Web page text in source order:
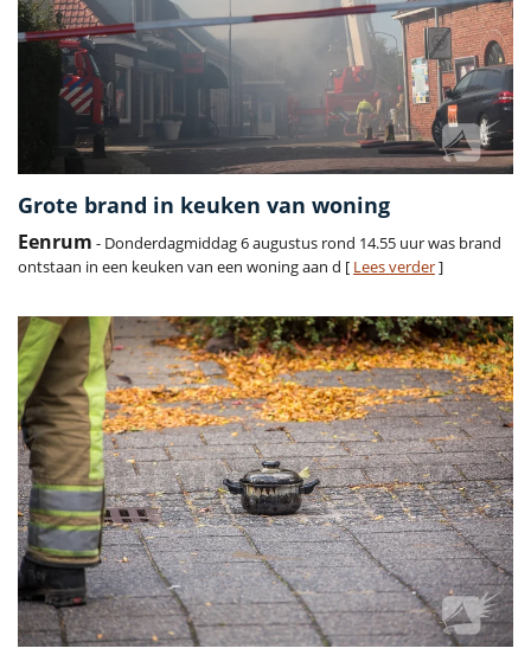
Grote brand in keuken van woning
Eenrum - Donderdagmiddag 6 augustus rond 14.55 uur was brand
ontstaan in een keuken van een woning aan d [ Lees verder]